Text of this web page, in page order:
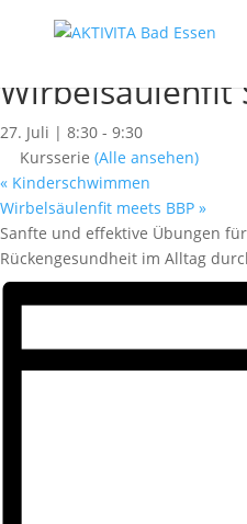
« Alle Kurse
Wirbelsäulenfit
27. Juli | 8:30 - 9:30
Kursserie (Alle ansehen)
« Kinderschwimmen
Wirbelsäulenfit meets BBP »
Sanfte und effektive Übungen
Rückengesundheit im Alltag